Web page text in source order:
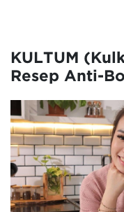
KULTUM
Resep Anti-